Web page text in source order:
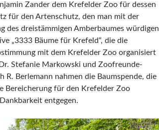
Zander dem Krefelder Zoo für dessen
für den Artenschutz, den man mit der
des dreistämmigen Amberbaumes würdigen
„3333 Bäume für Krefeld“, die die
mit dem Krefelder Zoo organisiert
Stefanie Markowski und Zoofreunde-
R. Berlemann nahmen die Baumspende, die
Bereicherung für den Krefelder Zoo
entgegen.